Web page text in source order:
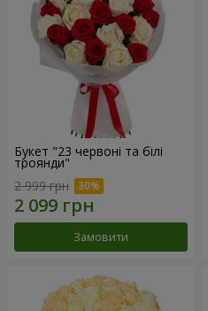
Букет "23 червоні та білі
троянди"
2 999 грн
Замовити